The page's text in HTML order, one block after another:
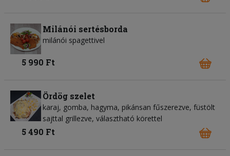
Milánói sertésborda
milánói spagettivel
5 990 Ft
Ördög szelet
karaj, gomba, hagyma, pikánsan fűszerezve, füstölt
sajttal grillezve, választható körettel
5 490 Ft